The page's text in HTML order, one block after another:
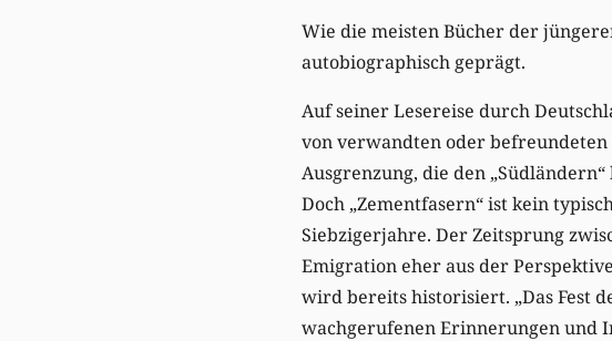
Wie die meisten Bücher der
autobiographisch geprägt.
Auf seiner Lesereise durch
von verwandten oder befreundeten
Ausgrenzung, die den
Doch „Zementfasern“ ist kein
Siebzigerjahre. Der Zeitsprung
Emigration eher aus der
wird bereits historisiert. „Das Fest
wachgerufenen Erinnerungen und